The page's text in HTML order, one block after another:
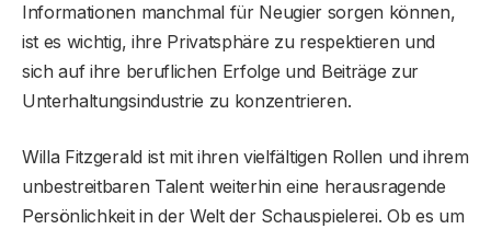
Informationen manchmal für Neugier sorgen können,
ist es wichtig, ihre Privatsphäre zu respektieren und
sich auf ihre beruflichen Erfolge und Beiträge zur
Unterhaltungsindustrie zu konzentrieren.
Willa Fitzgerald ist mit ihren vielfältigen Rollen und ihrem
unbestreitbaren Talent weiterhin eine herausragende
Persönlichkeit in der Welt der Schauspielerei. Ob es um